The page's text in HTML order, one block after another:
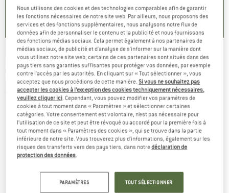
0,0(0) 5,0(4)
HOKA - Women's Trail Short - Short de
running
(0)
Nous utilisons des cookies et des technologies comparables afin de garantir
les fonctions nécessaires de notre site web. Par ailleurs, nous proposons des
services et des fonctions supplémentaires, nous analysons notre flux de
données afin de personnaliser le contenu et la publicité et nous fournissons
des fonctions médias sociaux. Cela permet également à nos partenaires de
médias sociaux, de publicité et d'analyse de s'informer sur la manière dont
vous utilisez notre site web; certains de ces partenaires sont situés dans des
pays tiers sans garanties suffisantes pour protéger vos données, par exemple
contre l'accès par les autorités. En cliquant sur « Tout sélectionner », vous
acceptez que nous procédions de cette manière.Si vous ne souhaitez pas
accepter les cookies à l’exception des cookies techniquement nécessaires,
veuillez cliquer ici. Cependant, vous pouvez modifier vos paramètres de
cookies à tout moment dans « Paramètres » et sélectionner certaines
catégories. Votre consentement est volontaire, n’est pas nécessaire pour
l’utilisation de ce site et peut être révoqué ou accordé pour la première fois à
tout moment dans « Paramètres des cookies », qui se trouve dans la partie
inférieure de notre site. Vous trouverez plus d'informations, également sur les
risques des transferts vers des pays tiers, dans notredéclaration de
protection des données.
PARAMÈTRES TOUT SÉLECTIONNER